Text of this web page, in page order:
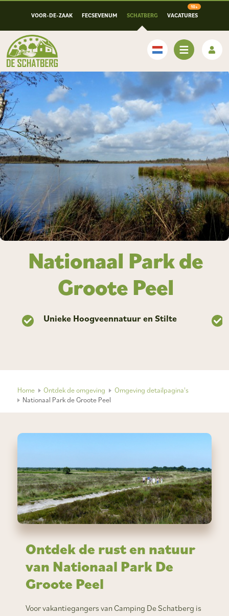
VOOR-DE-ZAAK FECSEVENUM SCHATBERG VACATURES
Nederlands
Nationaal Park de
Groote Peel
Unieke Hoogveennatuur en Stilte
Home Ontdek de omgeving
Omgeving detailpagina's
Nationaal Park de Groote Peel
Ontdek de rust en natuur
van Nationaal Park De
Groote Peel
Voor vakantiegangers van Camping De Schatberg is